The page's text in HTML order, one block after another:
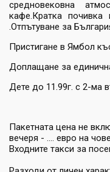
средновековна
кафе.Кратка
.Отпътуване за
Пристигане в Ямбол
Доплащане за
Дете до 11.99г. с 2-мa
Пакетната цена не
вечеря - .... евро на
Входните такси за